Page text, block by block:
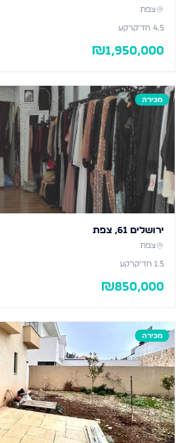
צפת
4.5 חד׳קרקע
₪1,950,000
מכירה
ירושלים 61, צפת
צפת
1.5 חד׳קרקע
₪850,000
מכירה